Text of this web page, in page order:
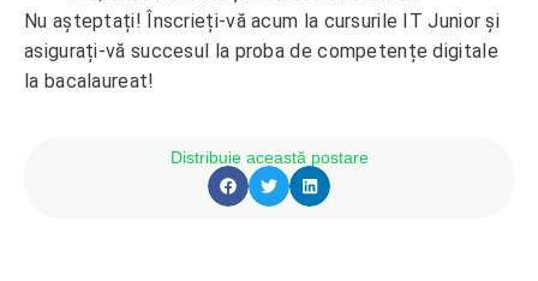
Nu așteptați! Înscrieți-vă acum la cursurile IT Junior și
asigurați-vă succesul la proba de competențe digitale
la bacalaureat!
Distribuie această postare